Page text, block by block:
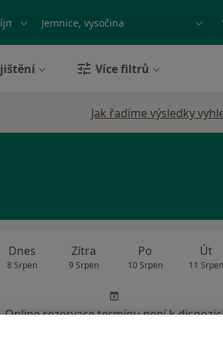
Město nebo region
Více filtrů
Jak řadíme výsledky
Dnes
8 Srpen
Zítra
9 Srpen
Po
10 Srpen
Út
11 Srpen
Online rezervace termínu není k